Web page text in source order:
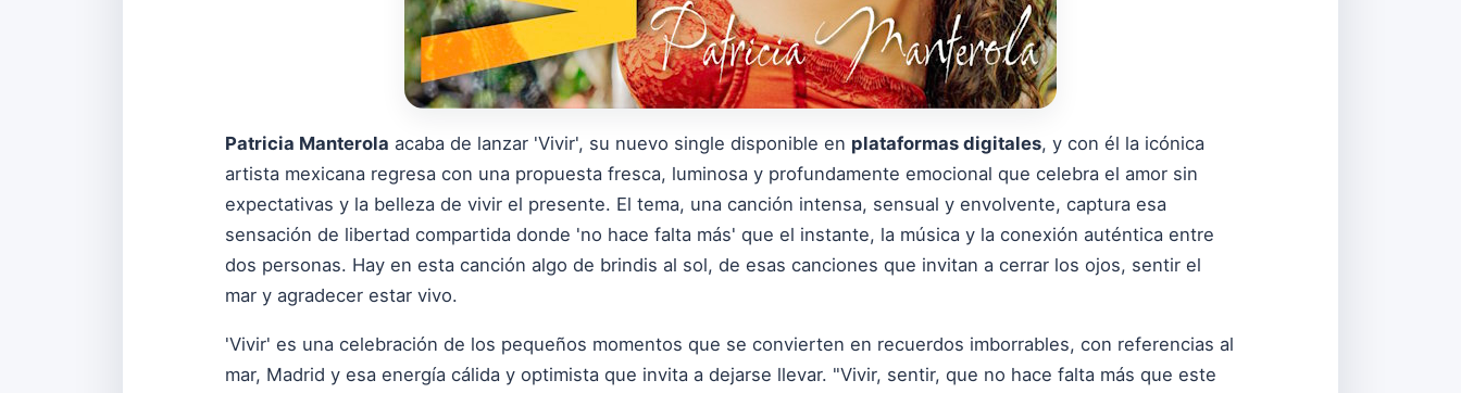
Patricia Manterola acaba de lanzar 'Vivir', su nuevo single disponible en plataformas digitales, y con él la icónica
artista mexicana regresa con una propuesta fresca, luminosa y profundamente emocional que celebra el amor sin
expectativas y la belleza de vivir el presente. El tema, una canción intensa, sensual y envolvente, captura esa
sensación de libertad compartida donde 'no hace falta más' que el instante, la música y la conexión auténtica entre
dos personas. Hay en esta canción algo de brindis al sol, de esas canciones que invitan a cerrar los ojos, sentir el
mar y agradecer estar vivo.
'Vivir' es una celebración de los pequeños momentos que se convierten en recuerdos imborrables, con referencias al
mar, Madrid y esa energía cálida y optimista que invita a dejarse llevar. "Vivir, sentir, que no hace falta más que este